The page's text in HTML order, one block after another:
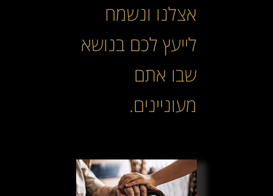
אצלנו ונשמח
לייעץ לכם בנושא
שבו אתם
מעוניינים.